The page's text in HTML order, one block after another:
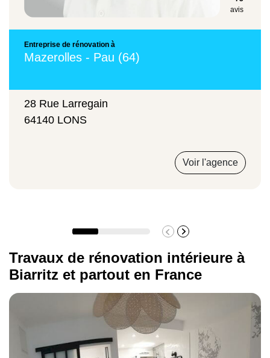
1250 €/m²
1550 €/m²
Pose de parquet
65 euros/m²
avis
Entreprise de rénovation à
Mazerolles - Pau (64)
28 Rue Larregain
64140 LONS
Voir l'agence
Travaux de rénovation intérieure à
Biarritz et partout en France